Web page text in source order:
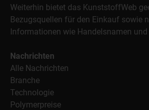
Weiterhin bietet das KunststoffWeb
Bezugsquellen für den Einkauf sowie
Informationen wie Handelsnamen und
Nachrichten
Alle Nachrichten
Branche
Technologie
Polymerpreise